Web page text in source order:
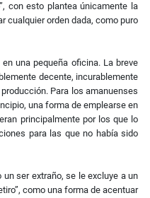
con esto plantea únicamente la
cualquier orden dada, como puro
una pequeña oficina. La breve
decente, incurablemente
Para los amanuenses
una forma de emplearse en
principalmente por los que lo
para las que no había sido
ser extraño, se le excluye a un
como una forma de acentuar